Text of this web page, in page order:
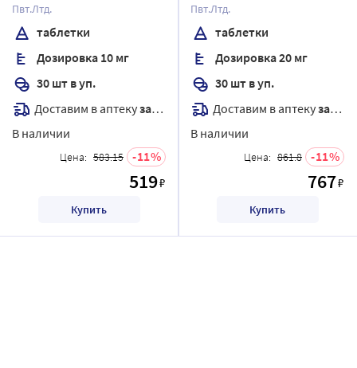
Пвт.Лтд.
таблетки
Дозировка 10 мг
30 шт в уп.
Доставим в аптекузавтра
В наличии
Цена: 583.15 11
519₽
Купить
Пвт.Лтд.
таблетки
Дозировка 20 мг
30 шт в уп.
Доставим в аптекузавтра
В наличии
Цена: 861.8 11
767₽
Купить